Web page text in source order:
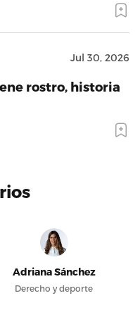
Jul 30, 2026
rostro, historia
Adriana Sánchez
Derecho y deporte